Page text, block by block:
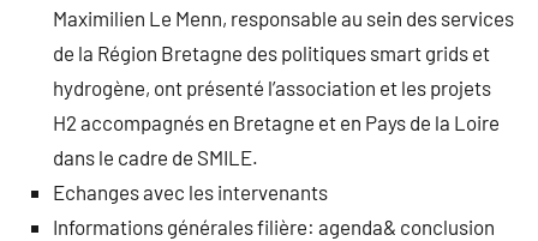
Maximilien Le Menn, responsable au sein des services
de la Région Bretagne des politiques smart grids et
hydrogène, ont présenté l’association et les projets
H2 accompagnés en Bretagne et en Pays de la Loire
dans le cadre de SMILE.
Echanges avec les intervenants
Informations générales filière: agenda& conclusion